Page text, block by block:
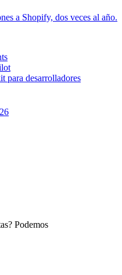
a Shopify, dos veces al año.
para desarrolladores
Podemos